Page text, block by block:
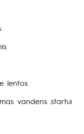
lentos
vandens startui